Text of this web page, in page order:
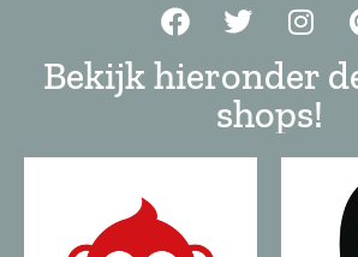
Bekijk hieronder
shops!